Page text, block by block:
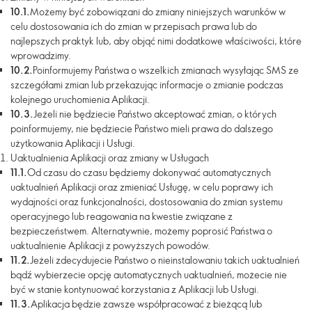
10.1.Możemy być zobowiązani do zmiany niniejszych warunków w
celu dostosowania ich do zmian w przepisach prawa lub do
najlepszych praktyk lub, aby objąć nimi dodatkowe właściwości, które
wprowadzimy.
10.2.Poinformujemy Państwa o wszelkich zmianach wysyłając SMS ze
szczegółami zmian lub przekazując informacje o zmianie podczas
kolejnego uruchomienia Aplikacji.
10.3.Jeżeli nie będziecie Państwo akceptować zmian, o których
poinformujemy, nie będziecie Państwo mieli prawa do dalszego
użytkowania Aplikacji i Usługi.
Uaktualnienia Aplikacji oraz zmiany w Usługach
11.1.Od czasu do czasu będziemy dokonywać automatycznych
uaktualnień Aplikacji oraz zmieniać Usługę, w celu poprawy ich
wydajności oraz funkcjonalności, dostosowania do zmian systemu
operacyjnego lub reagowania na kwestie związane z
bezpieczeństwem. Alternatywnie, możemy poprosić Państwa o
uaktualnienie Aplikacji z powyższych powodów.
11.2.Jeżeli zdecydujecie Państwo o nieinstalowaniu takich uaktualnień
bądź wybierzecie opcję automatycznych uaktualnień, możecie nie
być w stanie kontynuować korzystania z Aplikacji lub Usługi.
11.3.Aplikacja będzie zawsze współpracować z bieżącą lub